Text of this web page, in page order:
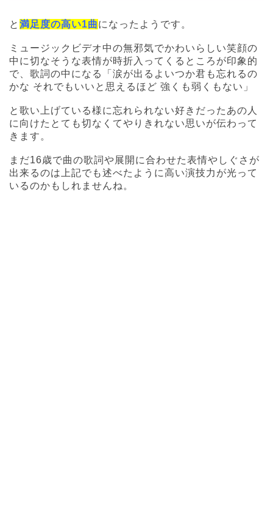
と 満足度の高い1曲になったようです。
ミュージックビデオ中の無邪気でかわいらしい笑顔の
中に切なそうな表情が時折入ってくるところが印象的
で、歌詞の中になる「 涙が出るよいつか君も忘れるの
かな それでもいいと思えるほど 強くも弱くもない」
と歌い上げている様に忘れられない好きだったあの人
に向けたとても切なくてやりきれない思いが伝わって
きます。
まだ16歳で曲の歌詞や展開に合わせた表情やしぐさが
出来るのは上記でも述べたように高い演技力が光って
いるのかもしれませんね。